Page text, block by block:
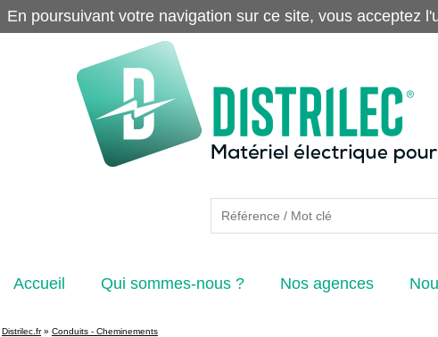
Accueil Qui sommes-nous ? Nos agences
Distrilec.fr» Conduits - Cheminements
En poursuivant votre navigation sur ce site, vous